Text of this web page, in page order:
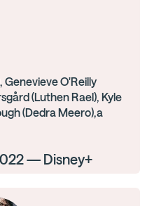
Genevieve O'Reilly
(Luthen Rael), Kyle
(Dedra Meero),a
— Disney+